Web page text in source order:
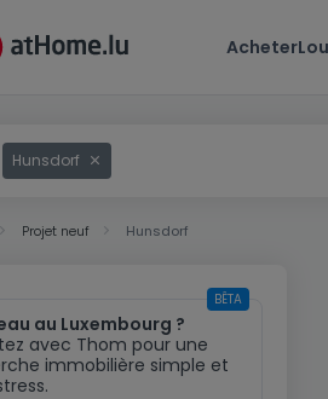
Acheter
Hunsdorf
Projet neuf Hunsdorf
au Luxembourg ?
avec Thom pour une
immobilière simple et
BÊTA